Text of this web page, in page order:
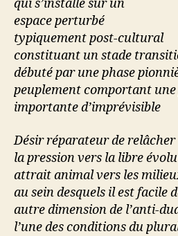
qui s’installe sur un
espace perturbé
typiquement post-cultural
constituant un stade
débuté par une phase
peuplement comportant
importante d’imprévisible
Désir réparateur de relâcher
la pression vers la libre
attrait animal vers les
au sein desquels il est facile
autre dimension de l’anti-
l’une des conditions du